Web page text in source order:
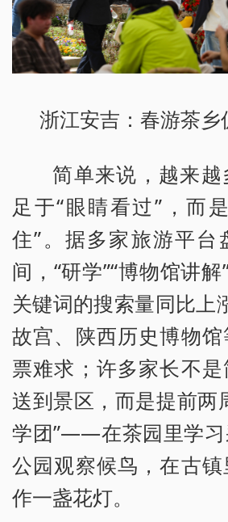
浙江安吉：春游茶乡
简单来说，越来
足于“眼睛看过”，而
住”。据多家旅游平台
间，“研学”“博物馆讲解
关键词的搜索量同比上
故宫、陕西历史博物
票难求；许多家长不
送到景区，而是提前两
学团”——在茶园里学习
公园观察候鸟，在古
作一盏花灯。